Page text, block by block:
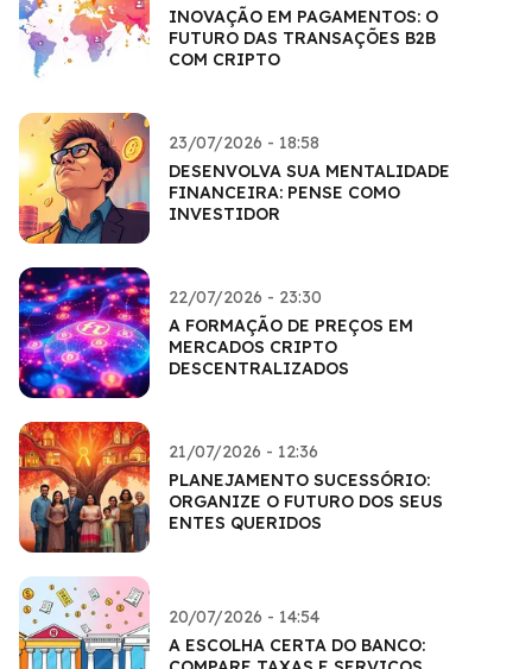
INOVAÇÃO EM PAGAMENTOS: O
FUTURO DAS TRANSAÇÕES B2B
COM CRIPTO
23/07/2026 - 18:58
DESENVOLVA SUA MENTALIDADE
FINANCEIRA: PENSE COMO
INVESTIDOR
22/07/2026 - 23:30
A FORMAÇÃO DE PREÇOS EM
MERCADOS CRIPTO
DESCENTRALIZADOS
21/07/2026 - 12:36
PLANEJAMENTO SUCESSÓRIO:
ORGANIZE O FUTURO DOS SEUS
ENTES QUERIDOS
20/07/2026 - 14:54
A ESCOLHA CERTA DO BANCO: